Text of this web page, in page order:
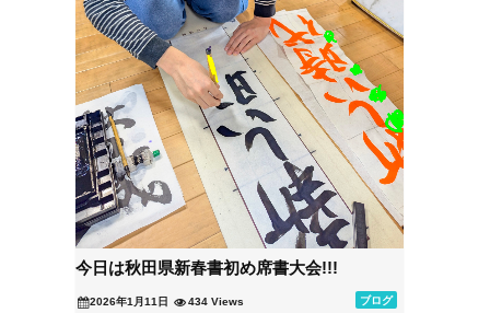
今日は秋田県新春書初め席書大会!!!
2026年1月11日 ブログ
434 Views